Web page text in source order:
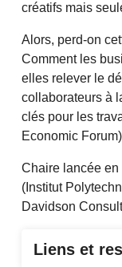
créatifs mais
Alors, perd-on
Comment les
elles relever le
collaborateurs à
clés pour les
Economic
Chaire lancée
(Institut
Davidson
Liens et